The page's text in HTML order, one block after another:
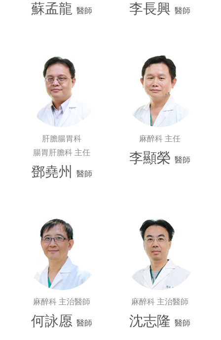
蘇孟龍 醫師 李長興 醫師
肝膽腸胃科
腸胃肝膽科 主任
鄧堯州 醫師
麻醉科 主任
李顯榮 醫師
麻醉科 主治醫師
何詠愿 醫師
麻醉科 主治醫師
沈志隆 醫師